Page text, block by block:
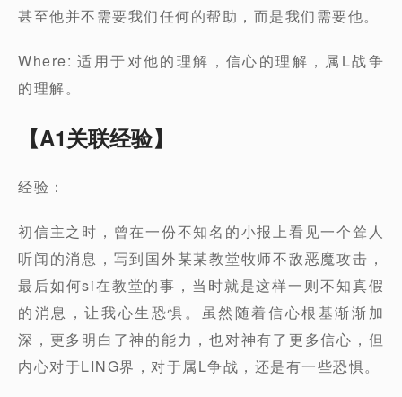
甚至他并不需要我们任何的帮助，而是我们需要他。
Where: 适用于对他的理解，信心的理解，属L战争
的理解。
【A1关联经验】
经验：
初信主之时，曾在一份不知名的小报上看见一个耸人
听闻的消息，写到国外某某教堂牧师不敌恶魔攻击，
最后如何si在教堂的事，当时就是这样一则不知真假
的消息，让我心生恐惧。虽然随着信心根基渐渐加
深，更多明白了神的能力，也对神有了更多信心，但
内心对于LING界，对于属L争战，还是有一些恐惧。